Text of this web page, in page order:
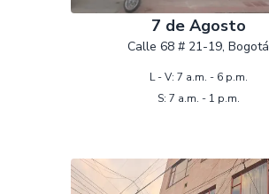
7 de Agosto
Calle 68 # 21-19, Bogotá
L - V: 7 a.m. - 6 p.m.
S: 7 a.m. - 1 p.m.